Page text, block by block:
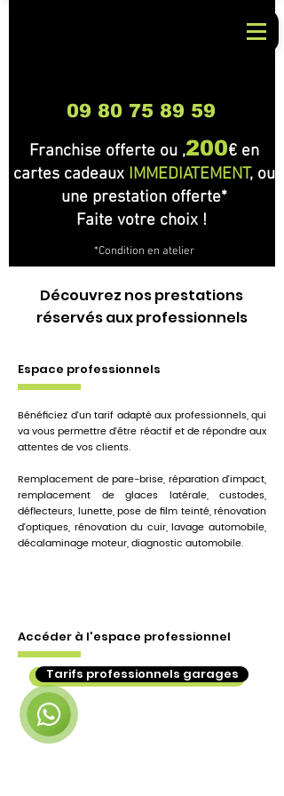
🎉 Bienvenue dans
notre support !
Tap to chat
🗓️ Horaires d'ouverture : Lun-Ven 9h00 -
18h00
Rep Minute Chat
Online
09 80 75 89 59
Franchise offerte ou ,200€ en
cartes cadeaux IMMEDIATEMENT, ou
une prestation offerte*
Faite votre choix !
*Condition en atelier
Découvrez nos prestations
réservés aux professionnels
Espace professionnels
Bénéficiez d'un tarif adapté aux professionnels, qui
va vous permettre d'être réactif et de répondre aux
attentes de vos clients.
Remplacement de pare-brise, réparation d'impact,
remplacement de glaces latérale, custodes,
déflecteurs, lunette, pose de film teinté, rénovation
d'optiques, rénovation du cuir, lavage automobile,
décalaminage moteur, diagnostic automobile.
Accéder à l'espace professionnel
Tarifs professionnels garages